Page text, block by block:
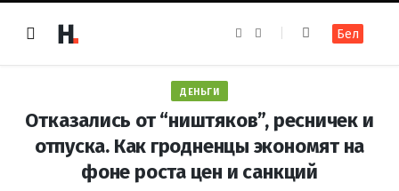
e
k
t
a
m
Бел
ДЕНЬГИ
Отказались от “ништяков”, ресничек и
отпуска. Как гродненцы экономят на
фоне роста цен и санкций